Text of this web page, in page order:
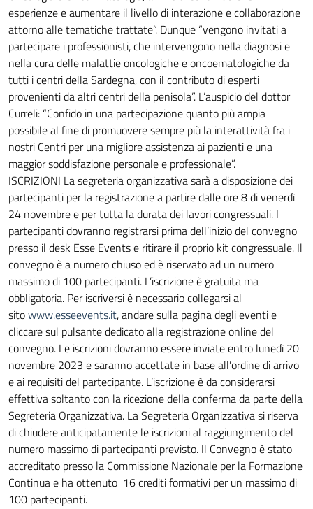
esperienze e aumentare il livello di interazione e collaborazione
attorno alle tematiche trattate”. Dunque “vengono invitati a
partecipare i professionisti, che intervengono nella diagnosi e
nella cura delle malattie oncologiche e oncoematologiche da
tutti i centri della Sardegna, con il contributo di esperti
provenienti da altri centri della penisola”. L’auspicio del dottor
Curreli: “Confido in una partecipazione quanto più ampia
possibile al fine di promuovere sempre più la interattività fra i
nostri Centri per una migliore assistenza ai pazienti e una
maggior soddisfazione personale e professionale”.
ISCRIZIONI La segreteria organizzativa sarà a disposizione dei
partecipanti per la registrazione a partire dalle ore 8 di venerdì
24 novembre e per tutta la durata dei lavori congressuali. I
partecipanti dovranno registrarsi prima dell’inizio del convegno
presso il desk Esse Events e ritirare il proprio kit congressuale. Il
convegno è a numero chiuso ed è riservato ad un numero
massimo di 100 partecipanti. L’iscrizione è gratuita ma
obbligatoria. Per iscriversi è necessario collegarsi al
sitowww.esseevents.it, andare sulla pagina degli eventi e
cliccare sul pulsante dedicato alla registrazione online del
convegno. Le iscrizioni dovranno essere inviate entro lunedì 20
novembre 2023 e saranno accettate in base all’ordine di arrivo
e ai requisiti del partecipante. L’iscrizione è da considerarsi
effettiva soltanto con la ricezione della conferma da parte della
Segreteria Organizzativa. La Segreteria Organizzativa si riserva
di chiudere anticipatamente le iscrizioni al raggiungimento del
numero massimo di partecipanti previsto. Il Convegno è stato
accreditato presso la Commissione Nazionale per la Formazione
Continua e ha ottenuto 16 crediti formativi per un massimo di
100 partecipanti.